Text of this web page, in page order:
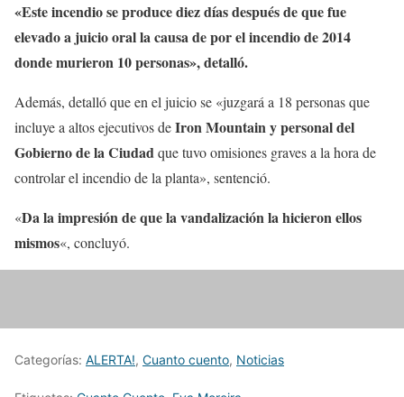
«Este incendio se produce diez días después de que fue
elevado a juicio oral la causa de por el incendio de 2014
donde murieron 10 personas», detalló.
Además, detalló que en el juicio se «juzgará a 18 personas que
incluye a altos ejecutivos deIron Mountain y personal del
Gobierno de la Ciudadque tuvo omisiones graves a la hora de
controlar el incendio de la planta», sentenció.
«Da la impresión de que la vandalización la hicieron ellos
mismos«, concluyó.
Categorías: ALERTA!, Cuanto cuento, Noticias